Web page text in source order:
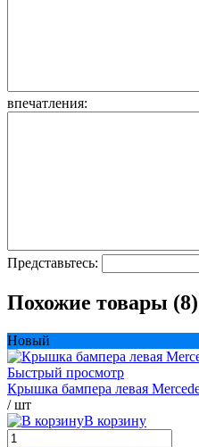
впечатления:
Представьтесь:
Похожие товары (8)
Новый
Быстрый просмотр
Крышка бампера левая
/ шт
В корзину